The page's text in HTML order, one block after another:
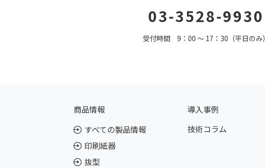
03-3528-9930
受付時間 9：00 〜 17：30（平日のみ）
商品情報
すべての製品情報
印刷紙器
抜型
導入事例
技術コラム